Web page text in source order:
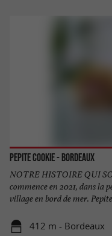
Pepite Cookie - Bordeaux
NOTRE HISTOIRE QUI
commence en 2021, dans la
village en bord de mer.
412 m - Bordeaux